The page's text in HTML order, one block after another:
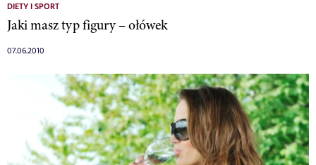
DIETY I SPORT
Jaki masz typ figury – ołówek
07.06.2010